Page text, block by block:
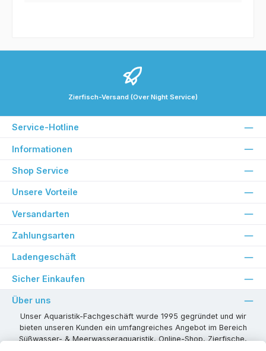
Zierfisch-Versand (Over Night Service)
Service-Hotline
Informationen
Shop Service
Unsere Vorteile
Versandarten
Zahlungsarten
Ladengeschäft
Sicher Einkaufen
Über uns
Unser Aquaristik-Fachgeschäft wurde 1995 gegründet und wir
bieten unseren Kunden ein umfangreiches Angebot im Bereich
Süßwasser- & Meerwasseraquaristik, Online-Shop, Zierfische,